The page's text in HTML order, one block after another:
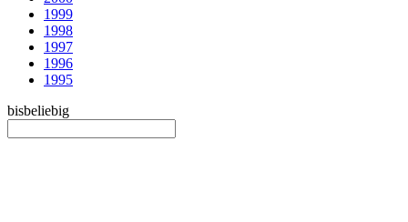
1999
1998
1997
1996
1995
bisbeliebig